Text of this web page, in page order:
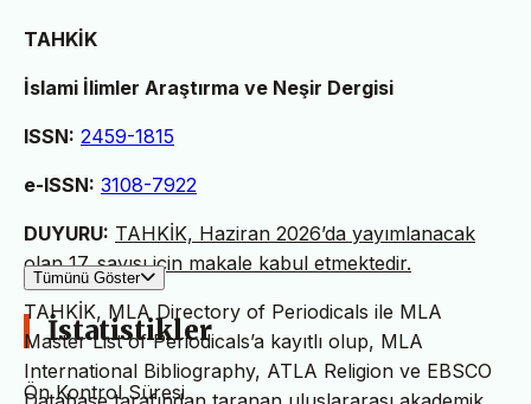
TAHKİK
İslami İlimler Araştırma ve Neşir Dergisi
ISSN: 2459-1815
e-ISSN: 3108-7922
DUYURU: TAHKİK, Haziran 2026’da yayımlanacak
olan 17. sayısı için makale kabul etmektedir.
TAHKİK, MLA Directory of Periodicals ile MLA
Master List of Periodicals’a kayıtlı olup, MLA
International Bibliography, ATLA Religion ve EBSCO
Tümünü Göster
İstatistikler
Ön Kontrol Süresi